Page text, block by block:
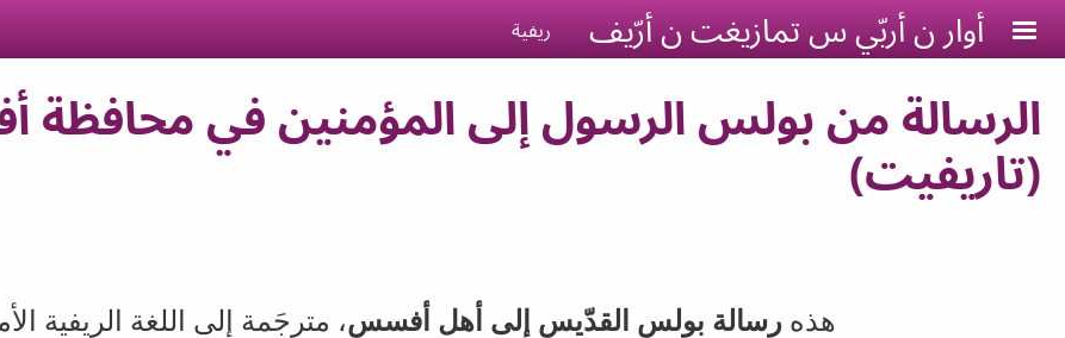
Skip to main content
أوار ن أربّي س تمازيغت ن أرّيف ريفية
الرسالة من بولس الرسول إلى المؤمنين في محافظة
(تاريفيت)
هذه رسالة بولس القدّيس إلى أهل أفسس، مترجَمة إلى اللغة الريفية